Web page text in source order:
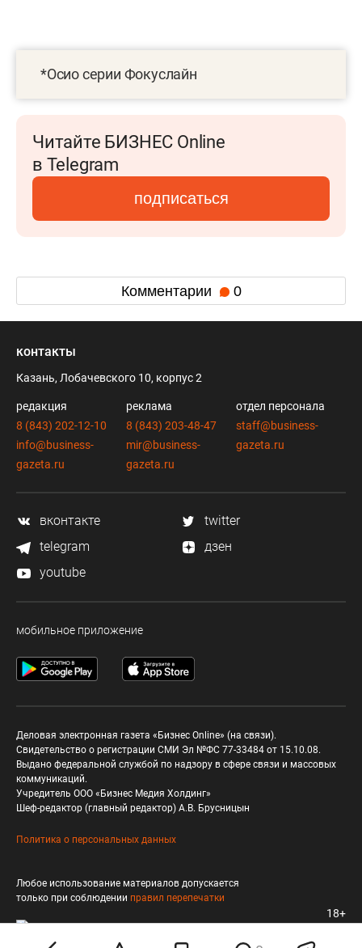
*Осио серии Фокуслайн
Читайте БИЗНЕС Online
в Telegram
подписаться
Комментарии 0
контакты
Казань, Лобачевского 10, корпус 2
редакция
8 (843) 202-12-10
info@business-
gazeta.ru
реклама
8 (843) 203-48-47
mir@business-
gazeta.ru
отдел персонала
staff@business-
gazeta.ru
вконтакте
twitter
telegram
дзен
youtube
мобильное приложение
Деловая электронная газета «Бизнес Online» (на связи).
Свидетельство о регистрации СМИ Эл №ФС 77-33484 от 15.10.08.
Выдано федеральной службой по надзору в сфере связи и массовых
коммуникаций.
Учредитель ООО «Бизнес Медия Холдинг»
Шеф-редактор (главный редактор) А.В. Брусницын
Политика о персональных данных
Любое использование материалов допускается
только при соблюдении правил перепечатки
18+